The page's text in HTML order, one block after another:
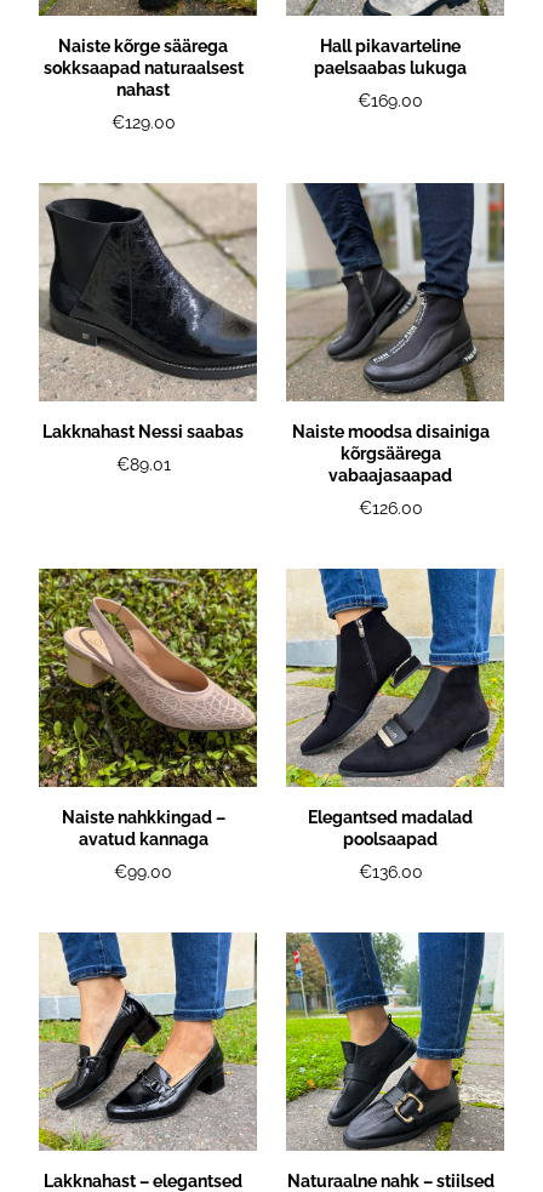
Naiste kõrge säärega
sokksaapad naturaalsest
nahast
€129.00
Hall pikavarteline
paelsaabas lukuga
€169.00
Lakknahast Nessi saabas
€89.01
Naiste moodsa disainiga
kõrgsäärega
vabaajasaapad
€126.00
Naiste nahkkingad –
avatud kannaga
€99.00
Elegantsed madalad
poolsaapad
€136.00
Lakknahast – elegantsed
Naturaalne nahk – stiilsed